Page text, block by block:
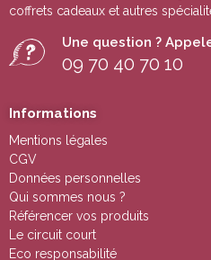
coffrets cadeaux et autres
Une question ?
09 70 40 70 10
Informations
Mentions légales
CGV
Données personnelles
Qui sommes nous ?
Référencer vos produits
Le circuit court
Eco responsabilité